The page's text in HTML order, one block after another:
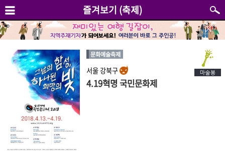
즐겨보기 (축제)
문화예술축제
서울 강북구
4.19혁명 국민문화제